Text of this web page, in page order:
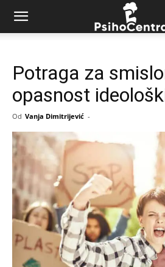
Potraga za
opasnost
Od Vanja Dimitrijević -